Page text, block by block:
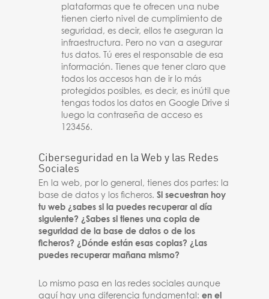
plataformas que te ofrecen una nube
tienen cierto nivel de cumplimiento de
seguridad, es decir, ellos te aseguran la
infraestructura. Pero no van a asegurar
tus datos. Tú eres el responsable de esa
información. Tienes que tener claro que
todos los accesos han de ir lo más
protegidos posibles, es decir, es inútil que
tengas todos los datos en Google Drive si
luego la contraseña de acceso es
123456.
Ciberseguridad en la Web y las Redes
Sociales
En la web, por lo general, tienes dos partes: la
base de datos y los ficheros.Si secuestran hoy
tu web ¿sabes si la puedes recuperar al día
siguiente? ¿Sabes si tienes una copia de
seguridad de la base de datos o de los
ficheros? ¿Dónde están esas copias? ¿Las
puedes recuperar mañana mismo?
Lo mismo pasa en las redes sociales aunque
aquí hay una diferencia fundamental:en el